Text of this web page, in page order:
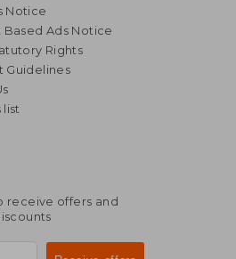
Notice
Based Ads Notice
Rights
Guidelines
list
receive offers and